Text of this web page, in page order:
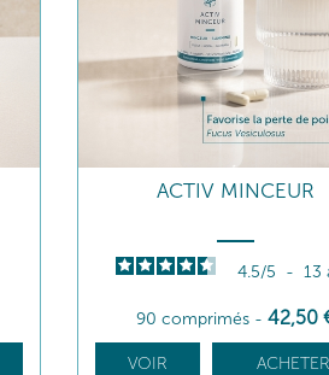
ACTIV MINCEUR
4.5/5 - 13
90 comprimés -42,50
VOIR ACHETER